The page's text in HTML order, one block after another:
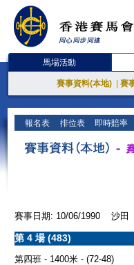
馬場活動
賽事資料(本地) 賽
報名表 排位表 即時賠率
賽事日期: 10/06/1990 沙田
第 4 場 (483)
第四班 - 1400米 - (72-48)